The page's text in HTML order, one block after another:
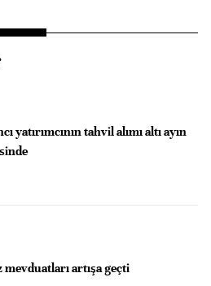
yatırımcının tahvil alımı altı ayın
mevduatları artışa geçti